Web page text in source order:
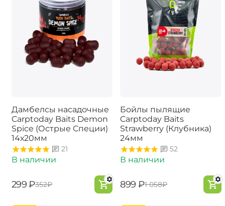
Дамбелсы насадочные
Carptoday Baits Demon
Spice (Острые Специи)
14х20мм
21
В наличии
‍299‍ ₽‍352‍₽
Бойлы пылящие
Carptoday Baits
Strawberry (Клубника)
24мм
52
В наличии
‍899‍ ₽‍1 058‍₽